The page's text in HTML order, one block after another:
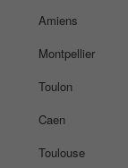
Amiens
Montpellier
Toulon
Caen
Toulouse